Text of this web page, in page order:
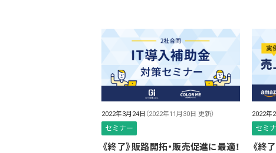
2022年3月24日 （2022年11月30日 更新）
セミナー
《終了》販路開拓・販売促進に最適！
2022年
セミ
《終